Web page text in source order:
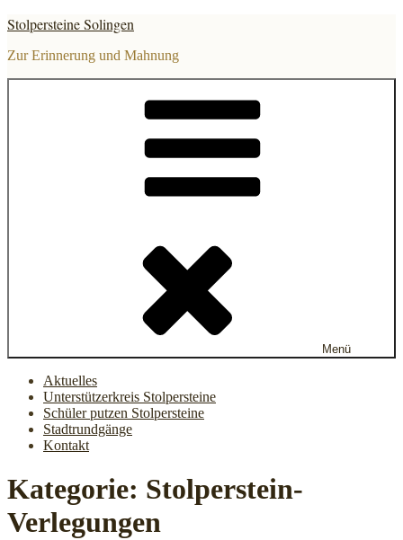
Zum
Inhalt
springen
Stolpersteine Solingen
Zur Erinnerung und Mahnung
Menü
Aktuelles
Unterstützerkreis Stolpersteine
Schüler putzen Stolpersteine
Stadtrundgänge
Kontakt
Kategorie: Stolperstein-
Verlegungen